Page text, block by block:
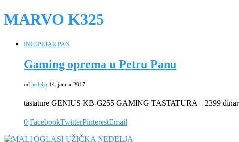
MARVO K325
INFOPETAR PAN
Gaming oprema u Petru Panu
od nedelja 14. januar 2017.
tastature GENIUS KB-G255 GAMING TASTATURA – 2399
0 FacebookTwitterPinterestEmail